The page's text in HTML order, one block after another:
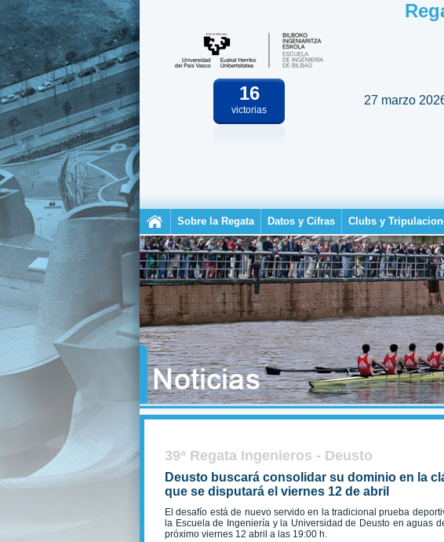
16
victorias
27 marzo
Sobre la Regata Datos y Cifras Clubs y
39ª Regata Ingenieros - Deusto
Deusto buscará consolidar su dominio en la
que se disputará el viernes 12 de abril
El desafío está de nuevo servido en la tradicional prueba
la Escuela de Ingeniería y la Universidad de Deusto en aguas
próximo viernes 12 abril a las 19:00 h.